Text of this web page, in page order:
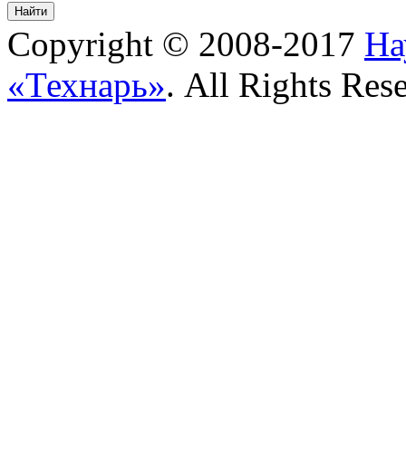
Copyright © 2008-2017
«Технарь». All Rights